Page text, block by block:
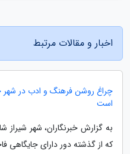
اخبار و مقالات مرتبط
چراغ روشن فرهنگ و ادب در شهر
است
به گزارش خبرنگاران، شهر
که از گذشته دور دارای جایگاهی